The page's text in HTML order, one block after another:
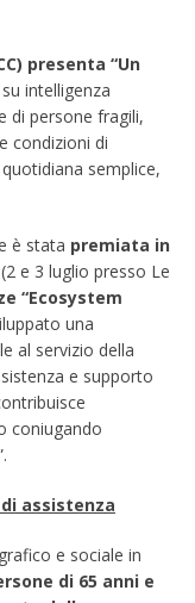
presenta “Un
intelligenza
di persone fragili,
condizioni di
semplice,
è stata premiata in
(2 e 3 luglio presso Le
“Ecosystem
una
al servizio della
e supporto
coniugando
assistenza
e sociale in
di 65 anni e